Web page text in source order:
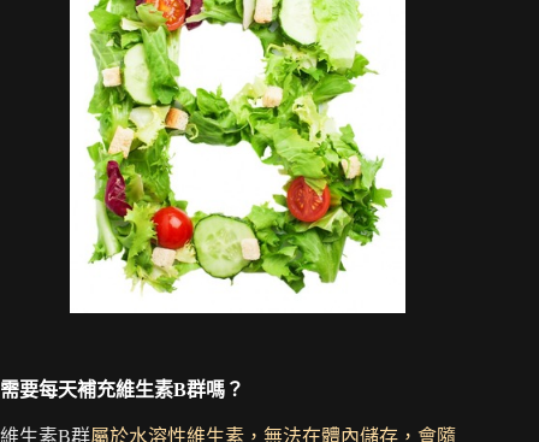
需要每天補充維生素B群嗎？
維生素B群屬於水溶性維生素，無法在體內儲存，會隨